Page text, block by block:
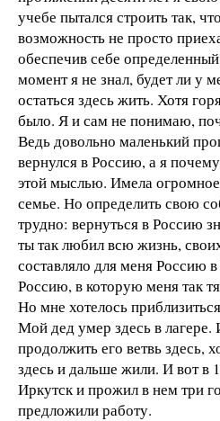
учебе пытался строить так,
возможность не просто
обеспечив себе
момент я не знал, будет ли у
остаться здесь жить. Хотя
было. Я и сам не понимаю,
Ведь довольно маленький
вернулся в Россию, а я
этой мыслью. Имела огромное
семье. Но определить свою
трудно: вернуться в Россию
ты так любил всю жизнь,
составляло для меня Россию
Россию, в которую меня так
Но мне хотелось
Мой дед умер здесь в лагере.
продолжить его ветвь здесь,
здесь и дальше жили. И вот в
Иркутск и прожил в нем три
предложили работу.